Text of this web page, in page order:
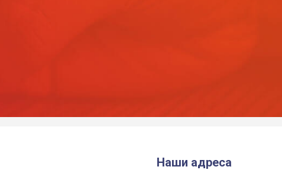
Наши адреса